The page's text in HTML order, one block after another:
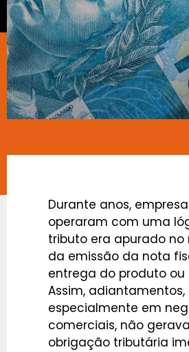
Durante anos,
operaram com uma
tributo era apurado
da emissão da nota
entrega do produto ou
Assim, adiantamentos,
especialmente em
comerciais, não
obrigação tributária